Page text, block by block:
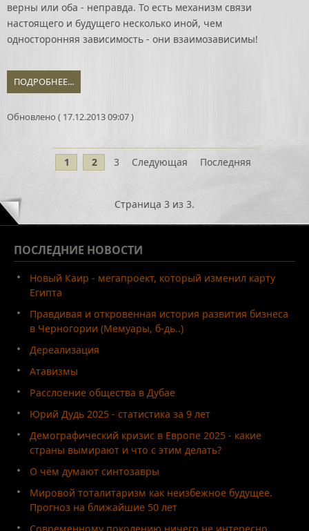
верны или оба - неправда. То есть механизм связи
настоящего и будущего несколько иной, чем
односторонняя зависимость - они взаимозависимы!
ПОДРОБНЕЕ...
Обновлено ( 17.12.2013 09:07 )
1 2 3 Следующая Последняя
Страница 3 из 3.
ПОСЛЕДНИЕ НОВОСТИ
Новый Каир - мегапроект, который изменил карту
Египта
Правдивая и откровенная история развития бизнеса
в Черногории (Мемуары, б-дь..)
Дереализация
Атавизмы
Расслоение общества в Дубае
Юрий Дудь 2025 - статистика за 9 лет
Демографический кризис в Европе 2025 - какие
страны вымирают и что с этим делать?
О чём думают синтозавры
Мировой тоталитаризм как неизбежное будущее.
Прогноз на ближайшие 50 лет